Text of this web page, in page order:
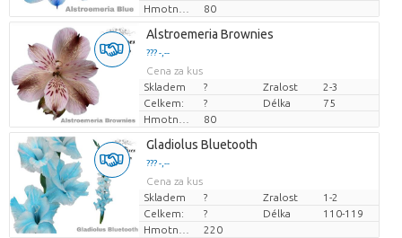
80
Alstroemeria Brownies
??? -,--
Cena za kus
Skladem
? Zralost
2-3
Celkem:
? Délka
75
80
Gladiolus Bluetooth
??? -,--
Cena za kus
Skladem
? Zralost
1-2
Celkem:
? Délka
110-119
220